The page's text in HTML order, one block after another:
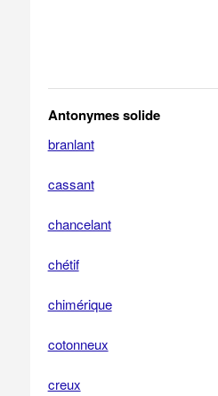
Antonymes solide
branlant
cassant
chancelant
chétif
chimérique
cotonneux
creux